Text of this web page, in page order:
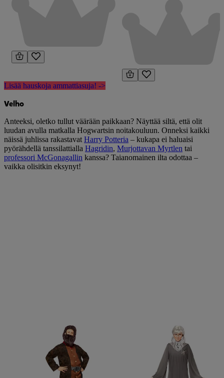
Lisää hauskoja ammattiasuja! ->
Velho
Anteeksi, oletko tullut väärään paikkaan? Näyttää siltä, että olit
luudan avulla matkalla Hogwartsin noitakouluun. Onneksi kaikki
näissä juhlissa rakastavat Harry Potteria – kukapa ei haluaisi
pyörähdellä tanssilattialla Hagridin, Murjottavan Myrtlen tai
professori McGonagallin kanssa? Taianomainen ilta odottaa –
vaikka olisitkin eksynyt!